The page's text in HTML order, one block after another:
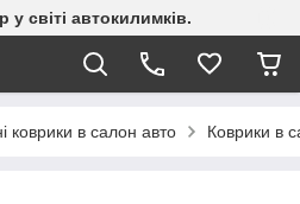
світі автокилимків.
коврики в салон авто Коврики в